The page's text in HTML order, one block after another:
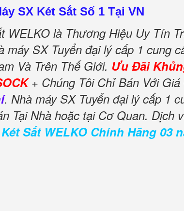
SX Két Sắt Số 1 Tại VN
WELKO là Thương Hiệu Uy Tín
SX Tuyển đại lý cấp 1 cung
Và Trên Thế Giới. Ưu Đãi
+ Chúng Tôi Chỉ Bán Với
. Nhà máy SX Tuyển đại lý cấp 1
Tại Nhà hoặc tại Cơ Quan. Dịch
Sắt WELKO Chính Hãng 03